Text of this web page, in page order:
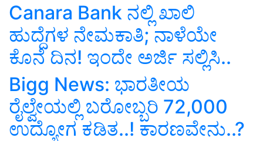
Canara Bank ನಲ್ಲಿ ಖಾಲಿ
ಹುದ್ದೆಗಳ ನೇಮಕಾತಿ; ನಾಳೆಯೇ
ಕೊನೆ ದಿನ! ಇಂದೇ ಅರ್ಜಿ ಸಲ್ಲಿಸಿ..
Bigg News: ಭಾರತೀಯ
ರೈಲ್ವೇಯಲ್ಲಿ ಬರೋಬ್ಬರಿ 72,000
ಉದ್ಯೋಗ ಕಡಿತ..! ಕಾರಣವೇನು..?